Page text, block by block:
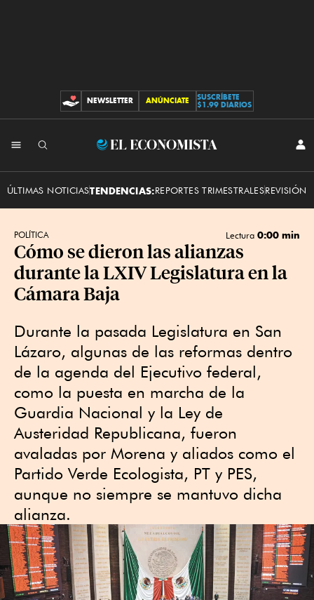
CONTRIBUCIONES
NEWSLETTER ANÚNCIATE
SUSCRÍBETE
$1.99 DIARIOS
El
ÚLTIMAS NOTICIASTENDENCIAS:REPORTES TRIMESTRALESREVISIÓN
POLÍTICA Lectura 0:00 min
Cómo se dieron las alianzas
durante la LXIV Legislatura en la
Cámara Baja
Durante la pasada Legislatura en San
Lázaro, algunas de las reformas dentro
de la agenda del Ejecutivo federal,
como la puesta en marcha de la
Guardia Nacional y la Ley de
Austeridad Republicana, fueron
avaladas por Morena y aliados como el
Partido Verde Ecologista, PT y PES,
aunque no siempre se mantuvo dicha
alianza.